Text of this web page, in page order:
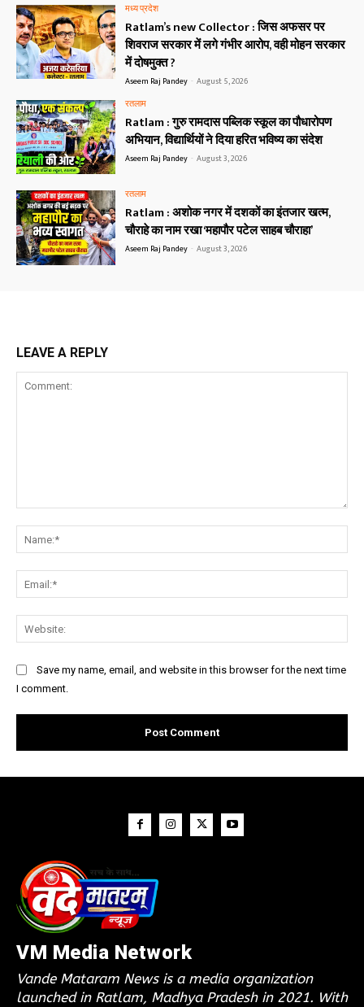
मध्य प्रदेश
Ratlam’s new Collector : जिस अफसर पर
शिवराज सरकार में लगे गंभीर आरोप, वही मोहन सरकार
में दोषमुक्त ?
Aseem Raj Pandey - August 5, 2026
रतलाम
Ratlam : गुरु रामदास पब्लिक स्कूल का पौधारोपण
अभियान, विद्यार्थियों ने दिया हरित भविष्य का संदेश
Aseem Raj Pandey - August 3, 2026
रतलाम
Ratlam : अशोक नगर में दशकों का इंतजार खत्म,
चौराहे का नाम रखा ‘महापौर पटेल साहब चौराहा’
Aseem Raj Pandey - August 3, 2026
LEAVE A REPLY
Save my name, email, and website in this browser for the next time
I comment.
VM Media Network
Vande Mataram News is a media organization
launched in Ratlam, Madhya Pradesh in 2021. With